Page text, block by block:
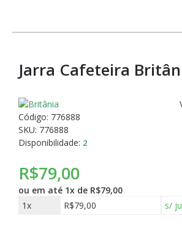
Jarra Cafeteira
Código: 776888
SKU: 776888
Disponibilidade: 2
R$79,00
ou em até 1x de R$79,00
1x
R$79,00 s/